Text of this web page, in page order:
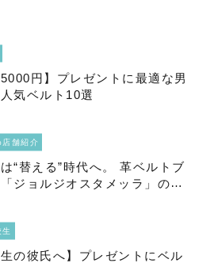
5000円】プレゼントに最適な男
気ベルト10選
店舗紹介
“替える”時代へ。 革ベルトブ
ジョルジオスタメッラ」の魅
生の彼氏へ】プレゼントにベル